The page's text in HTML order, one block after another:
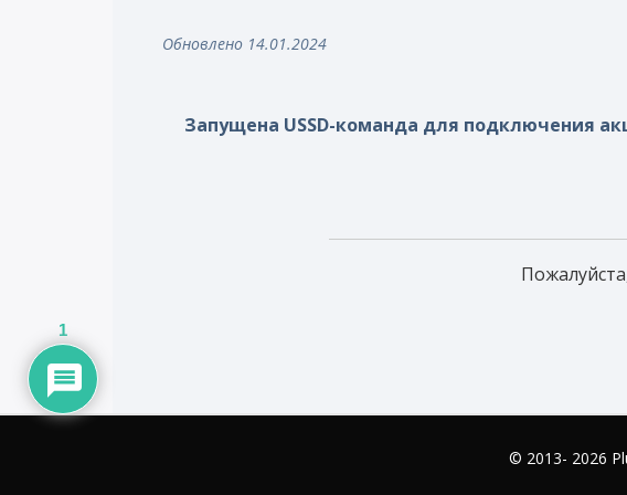
Обновлено 14.01.2024
Запущена USSD-команда для подключения
© 2013- 2026
1